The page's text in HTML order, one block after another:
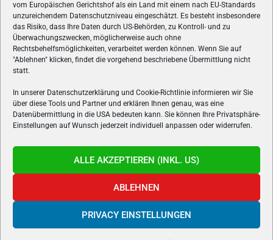
vom Europäischen Gerichtshof als ein Land mit einem nach EU-Standards
unzureichendem Datenschutzniveau eingeschätzt. Es besteht insbesondere
das Risiko, dass Ihre Daten durch US-Behörden, zu Kontroll- und zu
Überwachungszwecken, möglicherweise auch ohne
Rechtsbehelfsmöglichkeiten, verarbeitet werden können. Wenn Sie auf
"Ablehnen" klicken, findet die vorgehend beschriebene Übermittlung nicht
statt.
In unserer Datenschutzerklärung und Cookie-Richtlinie informieren wir Sie
über diese Tools und Partner und erklären Ihnen genau, was eine
Datenübermittlung in die USA bedeuten kann. Sie können Ihre Privatsphäre-
Einstellungen auf Wunsch jederzeit individuell anpassen oder widerrufen.
ALLE AKZEPTIEREN (INKL. US)
ABLEHNEN
PRIVACY EINSTELLUNGEN
VON GAMERN, FÜR GAMER! Gamers.at ist das älteste Online-
Spielemagazin Österreichs und bringt täglich aktuelle News,
Reviews und Videos zu PC- und Konsolenspielen, Gaming-
Hardware und aus der Welt des e-Sport's.
FOLGE UNS
Gamers.at v6 © 1999-2024 All Rights Reserved -Kontakt|Impressum|
Datenschutzerklärung
- Developed by